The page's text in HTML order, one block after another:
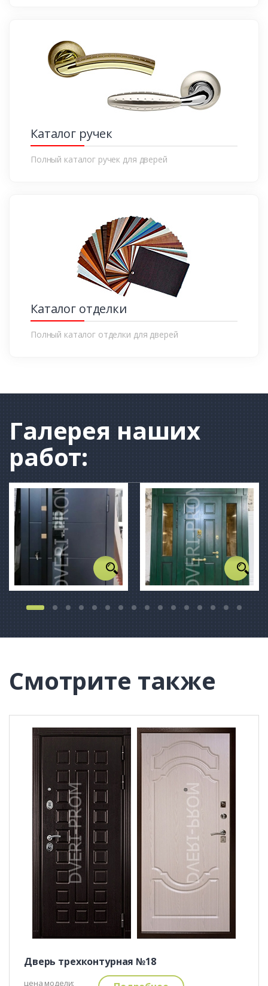
Каталог ручек
Полный каталог ручек для дверей
Каталог отделки
Полный каталог отделки для дверей
Галерея наших
работ:
Смотрите также
Дверь трехконтурная №18
цена модели: